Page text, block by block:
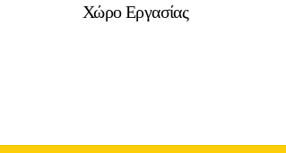
Χώρο Εργασίας